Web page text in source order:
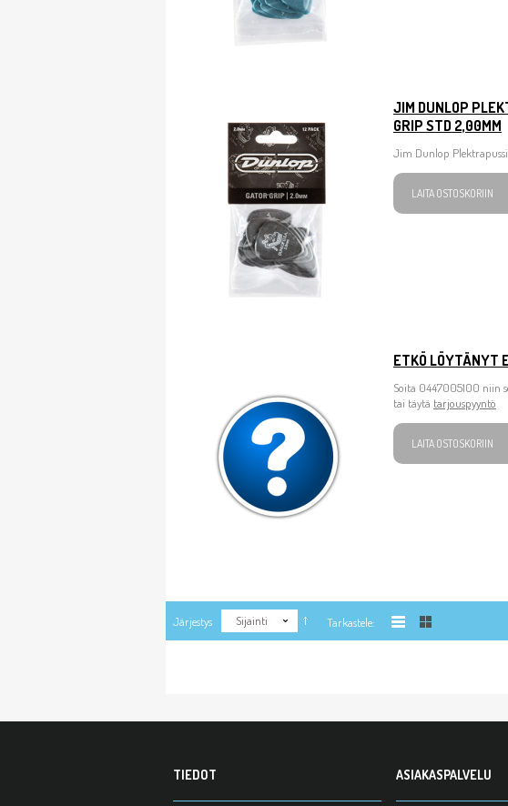
JIM DUNLOP
GRIP STD 2,00MM
Jim Dunlop
LAITA OSTOSKORIIN
ETKÖ LÖYTÄNYT
Soita 0447005100 niin
tai täytä tarjouspyyntö
LAITA OSTOSKORIIN
Järjestys Sijainti Tarkastele:
TIEDOT ASIAKASPALVELU